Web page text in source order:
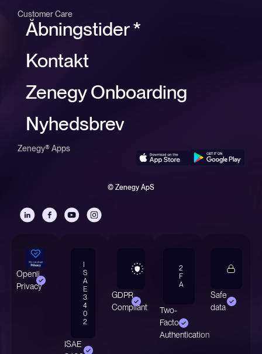
Customer Care
Åbningstider *
Kontakt
Zenegy Onboarding
Nyhedsbrev
Zenegy® Apps
© Zenegy ApS
Openli
Privacy
S
A
E
3
4
0
2
ISAE
GDPR
Compliant
2
F
A
Two-
Factor
Authentication
Safe
data